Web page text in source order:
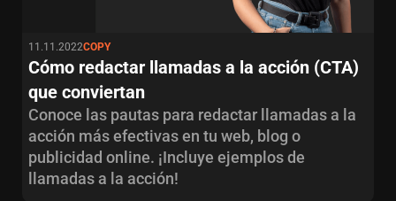
11.11.2022COPY
Cómo redactar llamadas a la acción (CTA)
que conviertan
Conoce las pautas para redactar llamadas a la
acción más efectivas en tu web, blog o
publicidad online. ¡Incluye ejemplos de
llamadas a la acción!